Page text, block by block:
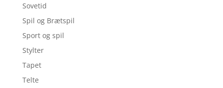
Sovetid
Spil og Brætspil
Sport og spil
Stylter
Tapet
Telte